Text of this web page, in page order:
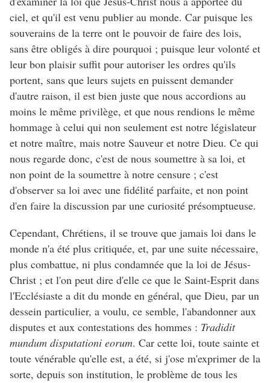
ciel, et qu'il est venu publier au monde. Car puisque les
souverains de la terre ont le pouvoir de faire des lois,
sans être obligés à dire pourquoi ; puisque leur volonté et
leur bon plaisir suffit pour autoriser les ordres qu'ils
portent, sans que leurs sujets en puissent demander
d'autre raison, il est bien juste que nous accordions au
moins le même privilège, et que nous rendions le même
hommage à celui qui non seulement est notre législateur
et notre maître, mais notre Sauveur et notre Dieu. Ce qui
nous regarde donc, c'est de nous soumettre à sa loi, et
non point de la soumettre à notre censure ; c'est
d'observer sa loi avec une fidélité parfaite, et non point
d'en faire la discussion par une curiosité présomptueuse.
Cependant, Chrétiens, il se trouve que jamais loi dans le
monde n'a été plus critiquée, et, par une suite nécessaire,
plus combattue, ni plus condamnée que la loi de Jésus-
Christ ; et l'on peut dire d'elle ce que le Saint-Esprit dans
l'Ecclésiaste a dit du monde en général, que Dieu, par un
dessein particulier, a voulu, ce semble, l'abandonner aux
disputes et aux contestations des hommes : Tradidit
mundum disputationi eorum. Car cette loi, toute sainte et
toute vénérable qu'elle est, a été, si j'ose m'exprimer de la
sorte, depuis son institution, le problème de tous les